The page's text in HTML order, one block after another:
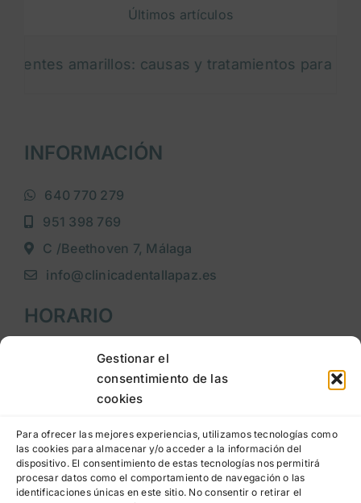
Gestionar el
consentimiento de las
cookies
Para ofrecer las mejores experiencias, utilizamos tecnologías como
las cookies para almacenar y/o acceder a la información del
dispositivo. El consentimiento de estas tecnologías nos permitirá
procesar datos como el comportamiento de navegación o las
identificaciones únicas en este sitio. No consentir o retirar el
Últimos artículos
amarillos: causas y tratamientos para blanquear
INFORMACIÓN
640 770 279
951 398 769
C /Beethoven 7, Málaga
info@clinicadentallapaz.es
HORARIO
Lunes a jueves: 9:00h a 20:00h
Viernes: 9:00h a 15:00h
LEGAL
Aviso legal